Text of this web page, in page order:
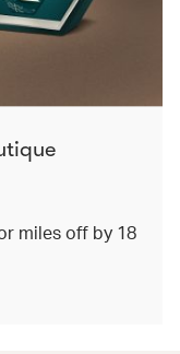
miles off by 18